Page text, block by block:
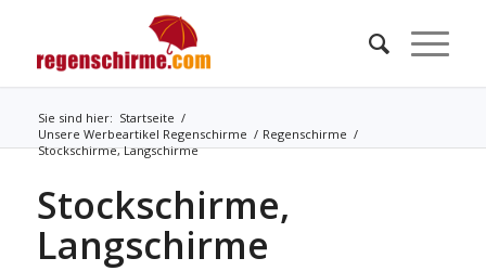
Sie sind hier: Startseite /
Unsere Werbeartikel Regenschirme / Regenschirme /
Stockschirme, Langschirme
Stockschirme,
Langschirme